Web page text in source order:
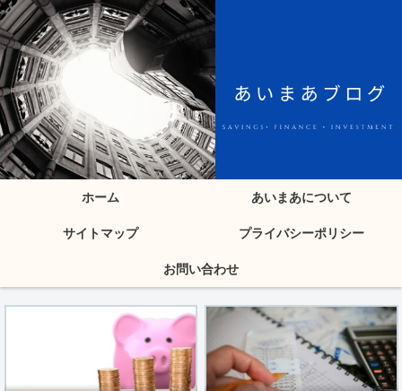
ホーム あいまあについて
サイトマップ プライバシーポリシー
お問い合わせ